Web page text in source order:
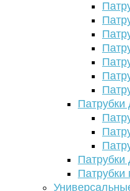
Патрубки
Патрубки